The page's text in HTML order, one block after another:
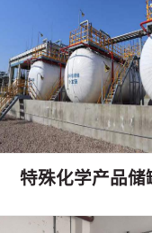
特殊化学产品储